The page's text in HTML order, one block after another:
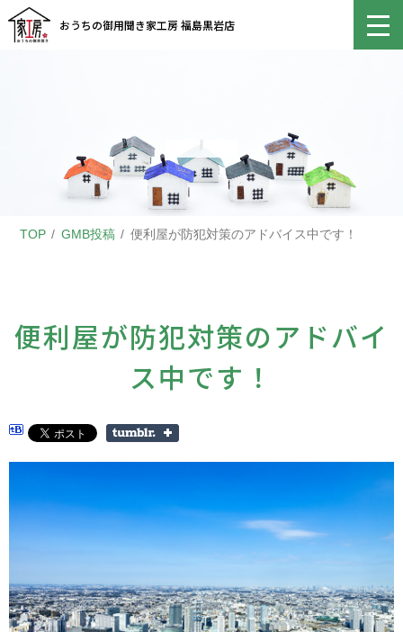
おうちの御用聞き家工房 福島黒岩店
TOP GMB投稿 便利屋が防犯対策のアドバイス中です！
便利屋が防犯対策のアドバイ
ス中です！